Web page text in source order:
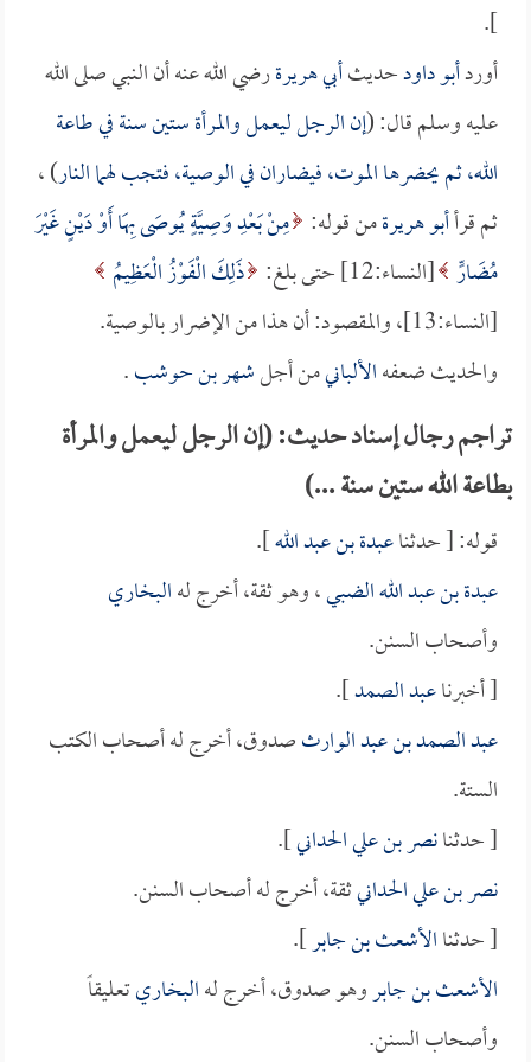
].
أوردأبو داودحديثأبي هريرةرضي الله عنه أن النبي صلى الله
عليه وسلم قال: (إن الرجل ليعمل والمرأة ستين سنة في طاعة
الله، ثم يحضرها الموت، فيضاران في الوصية، فتجب لهما النار) ،
ثم قرأأبو هريرةمن قوله: مِنْ بَعْدِ وَصِيَّةٍ يُوصَى بِهَا أَوْ دَيْنٍ غَيْرَ
مُضَارٍّ [النساء:12] حتى بلغ:
ذَلِكَ الْفَوْزُ الْعَظِيمُ
[النساء:13]، والمقصود: أن هذا من الإضرار بالوصية.
والحديث ضعفهالألبانيمن أجلشهر بن حوشب.
تراجم رجال إسناد حديث: (إن الرجل ليعمل والمرأة
بطاعة الله ستين سنة ...)
قوله: [ حدثناعبدة بن عبد الله].
عبدة بن عبد الله الضبي، وهو ثقة، أخرج لهالبخاري
وأصحاب السنن.
[ أخبرناعبد الصمد].
عبد الصمد بن عبد الوارثصدوق، أخرج له أصحاب الكتب
الستة.
[ حدثنانصر بن علي الحداني].
نصر بن علي الحدانيثقة، أخرج له أصحاب السنن.
[ حدثناالأشعث بن جابر].
الأشعث بن جابروهو صدوق، أخرج لهالبخاريتعليقاً
وأصحاب السنن.